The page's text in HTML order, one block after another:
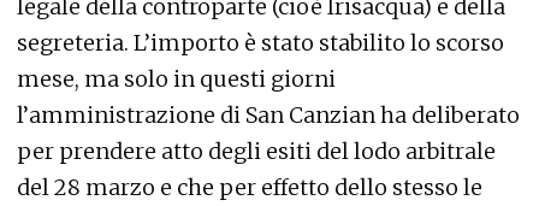
legale della controparte (cioè Irisacqua) e della
segreteria. L’importo è stato stabilito lo scorso
mese, ma solo in questi giorni
l’amministrazione di San Canzian ha deliberato
per prendere atto degli esiti del lodo arbitrale
del 28 marzo e che per effetto dello stesso le